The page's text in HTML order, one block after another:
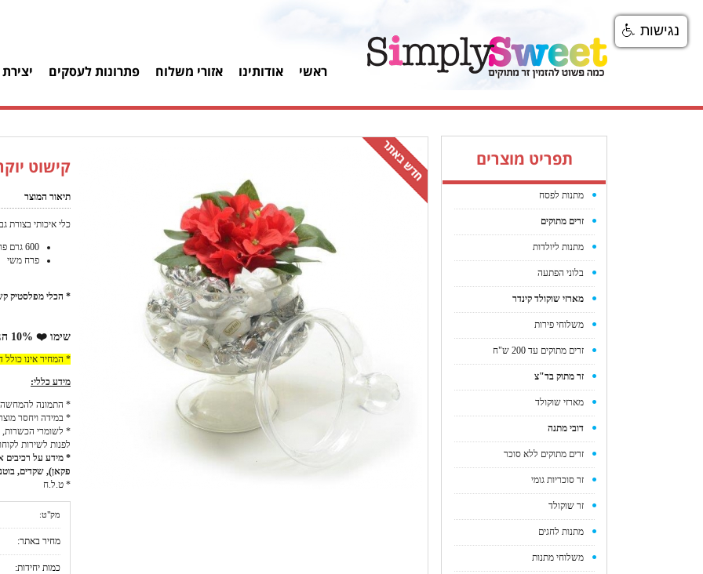
ראשי אודותינו אזורי משלוח פתרונות לעסקים
תפריט מוצרים
מתנות לפסח
זרים מתוקים
מתנות ליולדות
בלוני הפתעה
מארזי שוקולד קינדר
משלוחי פירות
זרים מתוקים עד 200 ש"ח
זר מתוק בד"צ
מארזי שוקולד
דובי מתנה
זרים מתוקים ללא סוכר
זר סוכריות גומי
זר שוקולד
מתנות לחגים
משלוחי מתנות
קישוט
תיאור המוצר
כלי איכותי בצורת
600 גרם פרליני שוקולד בצבעים כסף ולבן
פרח משי
* הכלי מפלסטיק
שימו ❤️ 10% הנחה למזמינים באתר!
* המחיר אינו
מידע כללי:
* התמונה
* במידה ויחסר
* לשומרי הכשרות,
לפנות לשירות
* מידע על רכיבים
פקאן), שקדים,
* ט.ל.ח
מק"ט:
מחיר באתר:
כמות יחידות:
נגישות